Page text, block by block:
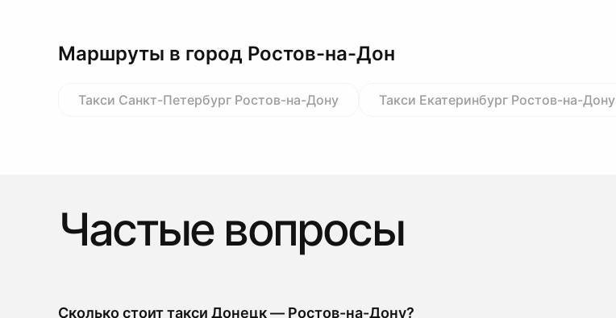
Маршруты в город Ростов-на-Дон
Такси Санкт-Петербург Ростов-на-Дону Такси Екатеринбург Ростов-на-Дону
Частые вопросы
Сколько стоит такси Донецк — Ростов-на-Дону?